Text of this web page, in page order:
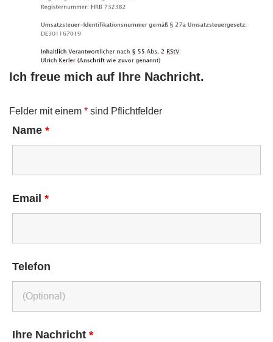
Ich freue mich auf Ihre Nachricht.
Felder mit einem * sind Pflichtfelder
Name *
Email *
Telefon
Ihre Nachricht *